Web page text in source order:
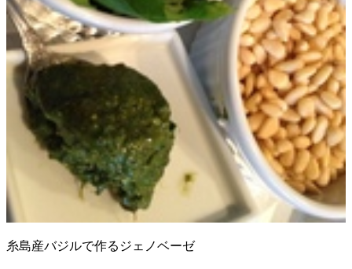
糸島産バジルで作るジェノベーゼ